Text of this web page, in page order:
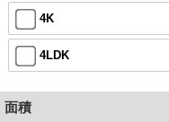
4K
4LDK
面積